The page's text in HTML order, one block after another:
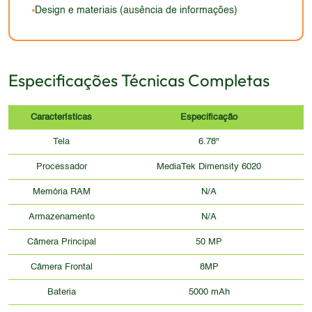
Design e materiais (ausência de informações)
Especificações Técnicas Completas
Características Especificação
Tela 6.78"
Processador MediaTek Dimensity 6020
Memória RAM N/A
Armazenamento N/A
Câmera Principal 50 MP
Câmera Frontal 8MP
Bateria 5000 mAh